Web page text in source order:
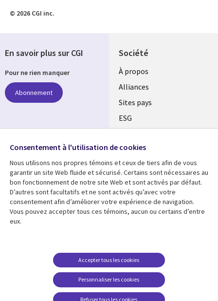
© 2026 CGI inc.
Société
À propos
Alliances
Sites pays
ESG
Fusions
Salle de presse
Ressources
Articles
Études de cas
Baladodiffusions
Support
Restrictions et
conditions juridiques
Carrières FAQ
Centre de gestion des
En savoir plus sur CGI
Pour ne rien manquer
Abonnement
Suivez-nous
Social
Media
Global
FR
Consentement à l'utilisation de cookies
Nous utilisons nos propres témoins et ceux de tiers afin de vous
garantir un site Web fluide et sécurisé. Certains sont nécessaires au
bon fonctionnement de notre site Web et sont activés par défaut.
D’autres sont facultatifs et ne sont activés qu’avec votre
consentement afin d’améliorer votre expérience de navigation.
Vous pouvez accepter tous ces témoins, aucun ou certains d’entre
eux.
Personnaliser les cookies
Accepter tous les cookies
Refuser tous les cookies